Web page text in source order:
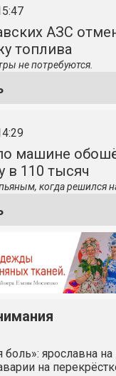
АЗС
топлива
не потребуются.
машине
в 110 тысяч
когда решился
боль»: ярославна
на